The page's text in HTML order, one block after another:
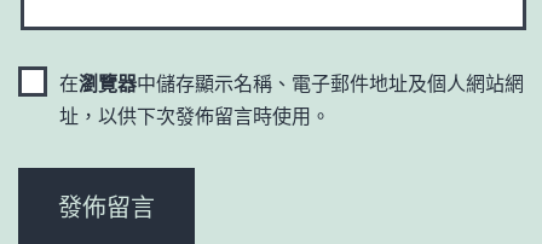
在瀏覽器中儲存顯示名稱、電子郵件地址及個人網站網
址，以供下次發佈留言時使用。